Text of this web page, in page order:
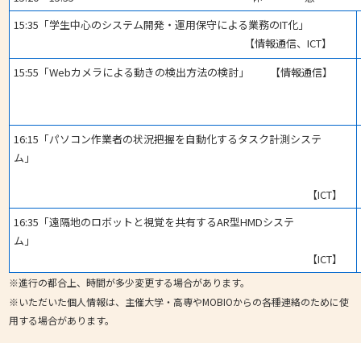
15:35「学生中心のシステム開発・運用保守による業務のIT化」
【情報通信、ICT】
15:55「Webカメラによる動きの検出方法の検討」 【情報通信】
16:15「パソコン作業者の状況把握を自動化するタスク計測システ
ム」
【ICT】
16:35「遠隔地のロボットと視覚を共有するAR型HMDシステ
ム」
【ICT】
※進行の都合上、時間が多少変更する場合があります。
※いただいた個人情報は、主催大学・高専やMOBIOからの各種連絡のために使
用する場合があります。